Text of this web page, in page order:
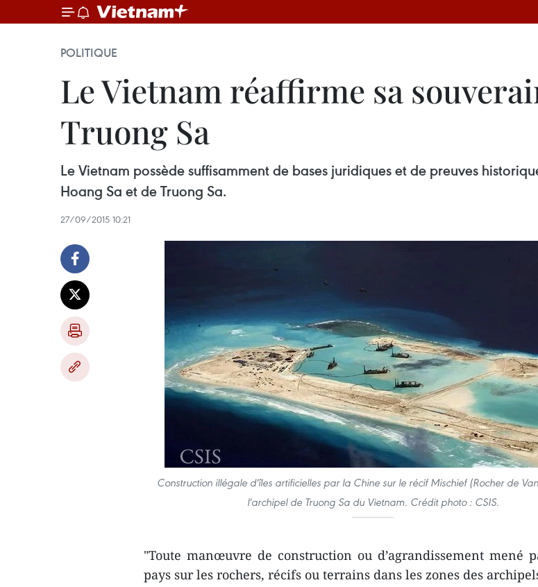
POLITIQUE
Le Vietnam réaffirme sa
Truong Sa
Le Vietnam possède suffisamment de bases juridiques et de preuves
Hoang Sa et de Truong Sa.
27/09/2015 10:21
Construction illégale d'îles artificielles par la Chine sur le récif Mischief (Rocher de
l'archipel de Truong Sa du Vietnam. Crédit photo : CSIS.
"Toute manœuvre de construction ou d’agrandissement mené
pays sur les rochers, récifs ou terrains dans les zones des